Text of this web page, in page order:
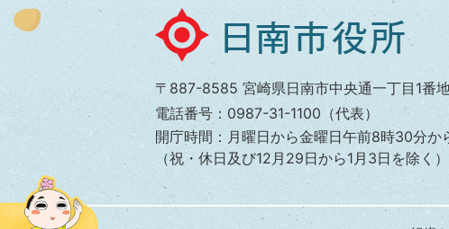
日
南
役
所
〒887-8585 宮崎県日南市中央通一丁目1番
電話番号：0987-31-1100（代表）
開庁時間：月曜日から金曜日午前8時30分か
（祝・休日及び12月29日から1月3日を除く）